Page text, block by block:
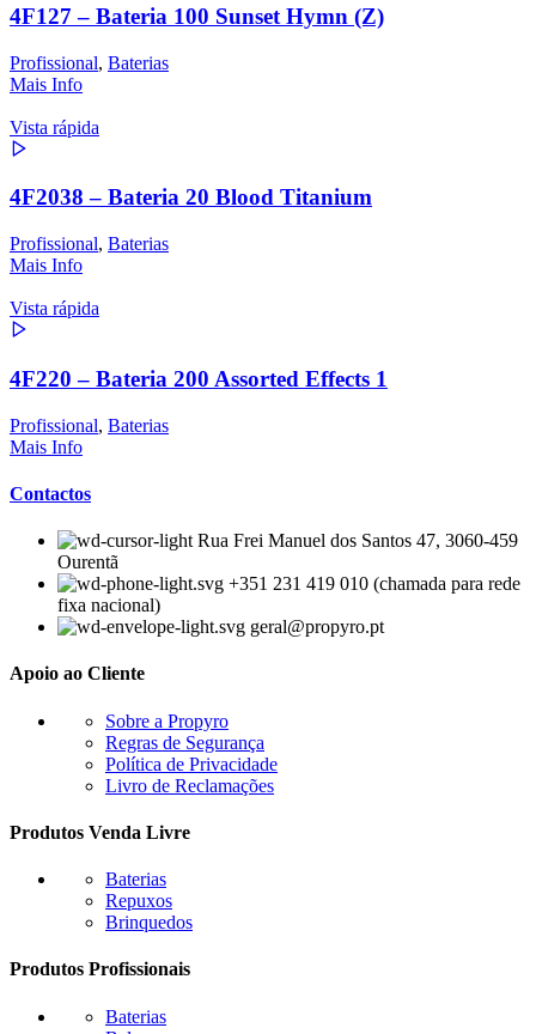
4F127 – Bateria 100 Sunset Hymn (Z)
Profissional, Baterias
Mais Info
Vista rápida
4F2038 – Bateria 20 Blood Titanium
Profissional, Baterias
Mais Info
Vista rápida
4F220 – Bateria 200 Assorted Effects 1
Profissional, Baterias
Mais Info
Contactos
Rua Frei Manuel dos Santos 47, 3060-459
Ourentã​
+351 231 419 010 (chamada para rede
fixa nacional)
geral@propyro.pt
Apoio ao Cliente
Sobre a Propyro
Regras de Segurança
Política de Privacidade
Livro de Reclamações
Produtos Venda Livre
Baterias
Repuxos
Brinquedos
Produtos Profissionais
Baterias